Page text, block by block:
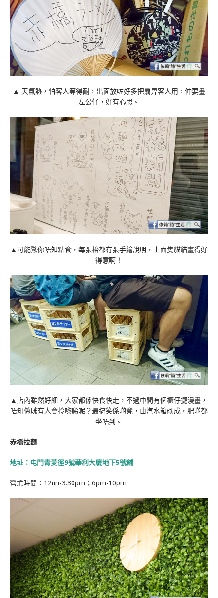
▲ 天氣熱，怕客人等得耐，出面放咗好多把扇畀客人用，仲要畫
左公仔，好有心思。
▲可能驚你唔知點食，每張枱都有張手繪說明，上面隻貓貓畫得好
得意啊！
▲店內雖然好細，大家都係快食快走，不過中間有個櫃仔擺漫畫，
唔知係咪有人會拎嚟睇呢？最搞笑係啲凳，由汽水箱砌成，肥啲都
坐唔到。
赤橋拉麵
地址：屯門青菱徑9號華利大廈地下5號舖
營業時間：12nn-3:30pm；6pm-10pm